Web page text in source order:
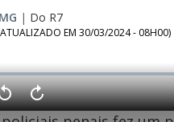
| Do R7
EM 30/03/2024 - 08H00)
V
o
A
v